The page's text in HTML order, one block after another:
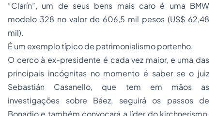
“Clarín”, um de seus bens mais caro é uma BMW
modelo 328 no valor de 606,5 mil pesos (US$ 62,48
mil).
É um exemplo típico de patrimonialismo portenho.
O cerco à ex-presidente é cada vez maior, e uma das
principais incógnitas no momento é saber se o juiz
Sebastián Casanello, que tem em mãos as
investigações sobre Báez, seguirá os passos de
Bonadio e também convocará a líder do kirchnerismo,